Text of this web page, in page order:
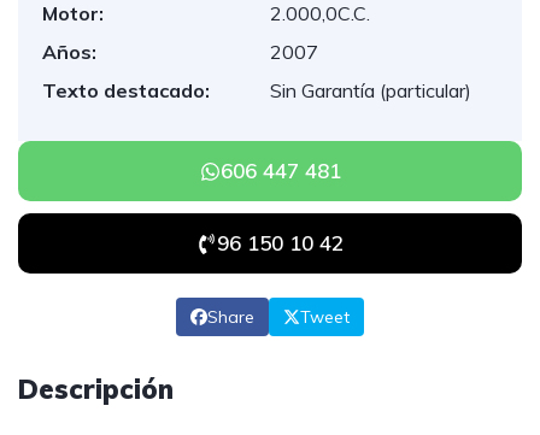
Motor:
2.000,0C.C.
Años:
2007
Texto destacado:
Sin Garantía (particular)
606 447 481
96 150 10 42
Share Tweet
Descripción